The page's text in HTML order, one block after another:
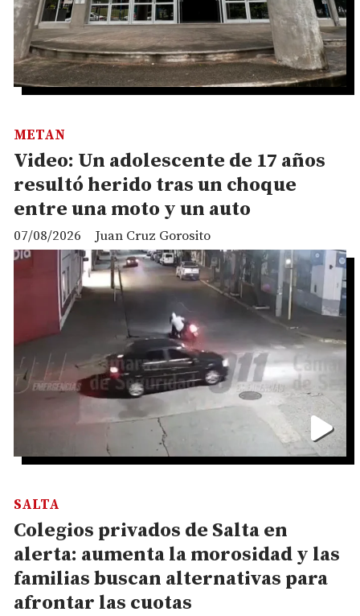
Video: Un adolescente de 17 años
resultó herido tras un choque
entre una moto y un auto
Juan Cruz Gorosito
METAN
07/08/2026
Colegios privados de Salta en
alerta: aumenta la morosidad y las
familias buscan alternativas para
afrontar las cuotas
SALTA